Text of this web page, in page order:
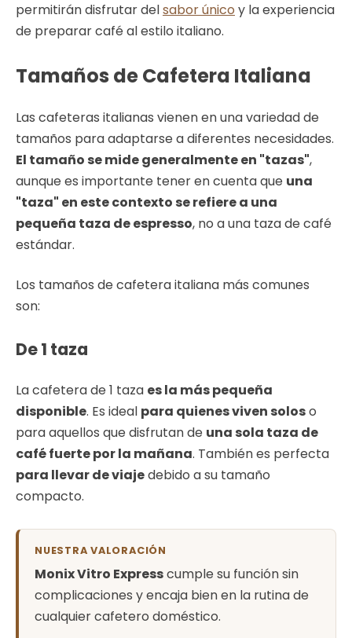
permitirán disfrutar delsabor único y la experiencia
de preparar café al estilo italiano.
Tamaños de Cafetera Italiana
Las cafeteras italianas vienen en una variedad de
tamaños para adaptarse a diferentes necesidades.
El tamaño se mide generalmente en "tazas",
aunque es importante tener en cuenta que una
"taza" en este contexto se refiere a una
pequeña taza de espresso, no a una taza de café
estándar.
Los tamaños de cafetera italiana más comunes
son:
De 1 taza
La cafetera de 1 taza es la más pequeña
disponible. Es ideal para quienes viven soloso
para aquellos que disfrutan de una sola taza de
café fuerte por la mañana. También es perfecta
para llevar de viajedebido a su tamaño
compacto.
NUESTRA VALORACIÓN
Monix Vitro Expresscumple su función sin
complicaciones y encaja bien en la rutina de
cualquier cafetero doméstico.